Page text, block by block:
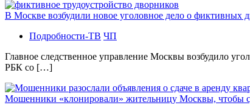
В Москве возбудили новое уголовное дело о фиктивных
Подробности-ТВ ЧП
Главное следственное управление Москвы возбудило
РБК со […]
Мошенники «клонировали» жительницу Москвы, чтобы